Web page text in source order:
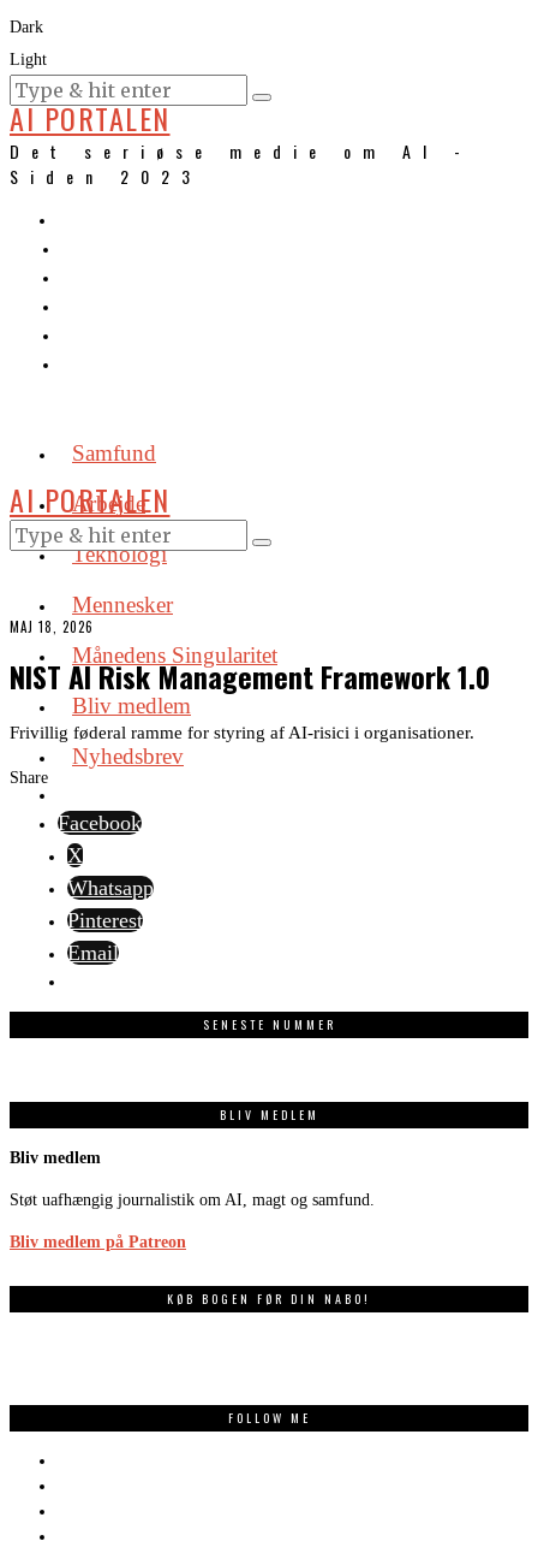
Dark
Light
KURSER
AI PORTALEN
Det seriøse medie om AI -
Siden 2023
Samfund
Arbejde
Teknologi
Mennesker
Månedens Singularitet
Bliv medlem
Nyhedsbrev
AI PORTALEN
MAJ 18, 2026
NIST AI Risk Management Framework 1.0
Frivillig føderal ramme for styring af AI-risici i organisationer.
Share
Facebook
X
Whatsapp
Pinterest
Email
SENESTE NUMMER
BLIV MEDLEM
Bliv medlem
Støt uafhængig journalistik om AI, magt og samfund.
Bliv medlem på Patreon
KØB BOGEN FØR DIN NABO!
FOLLOW ME